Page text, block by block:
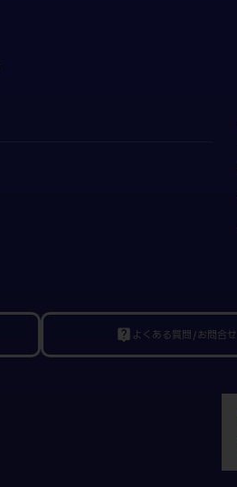
live_help よくある質問/お問合せ